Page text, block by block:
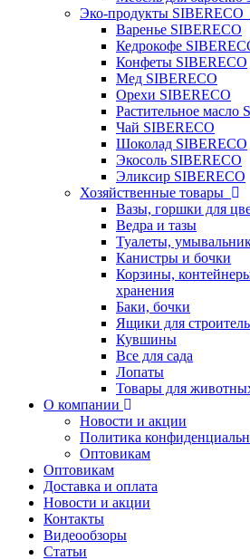
Эко-продукты SIBERECO
Варенье SIBERECO
Кедрокофе
Конфеты SIBERECO
Мед SIBERECO
Орехи SIBERECO
Растительное масло
Чай SIBERECO
Шоколад SIBERECO
Экосоль SIBERECO
Эликсир SIBERECO
Хозяйственные товары
Вазы, горшки для
Ведра и тазы
Туалеты,
Канистры и бочки
Корзины,
хранения
Баки, бочки
Ящики для
Кувшины
Все для сада
Лопаты
Товары для
О компании
Новости и акции
Политика
Оптовикам
Оптовикам
Доставка и оплата
Новости и акции
Контакты
Видеообзоры
Статьи